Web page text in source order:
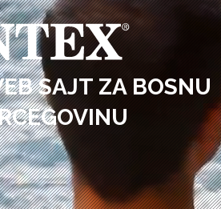
SAJT ZA BOSNU